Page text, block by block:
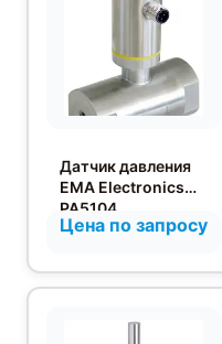
Датчик давления
EMA Electronics
PA5104
Цена по запросу